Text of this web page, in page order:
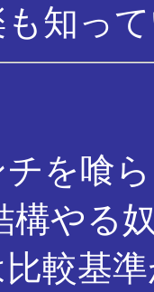
知っ
を喰
構やる
較基